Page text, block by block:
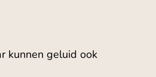
kunnen geluid ook